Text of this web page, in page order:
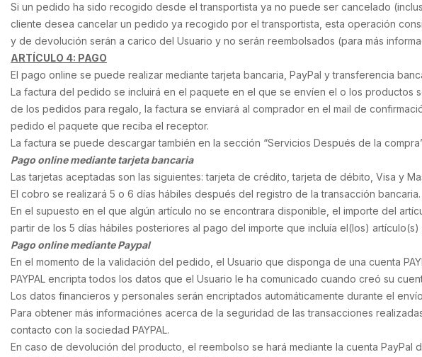
Si un pedido ha sido recogido desde el transportista ya no puede ser cancelado
cliente desea cancelar un pedido ya recogido por el transportista, esta operación
y de devolución serán a carico del Usuario y no serán reembolsados (para más
ARTÍCULO 4: PAGO
El pago online se puede realizar mediante tarjeta bancaria, PayPal y transferencia
La factura del pedido se incluirá en el paquete en el que se envíen el o los
de los pedidos para regalo, la factura se enviará al comprador en el mail de
pedido el paquete que reciba el receptor.
La factura se puede descargar también en la sección “Servicios Después de la
Pago online mediante tarjeta bancaria
Las tarjetas aceptadas son las siguientes: tarjeta de crédito, tarjeta de débito, Visa y
El cobro se realizará 5 o 6 días hábiles después del registro de la transacción bancaria.
En el supuesto en el que algún artículo no se encontrara disponible, el importe del
partir de los 5 días hábiles posteriores al pago del importe que incluía el(los) artículo(s)
Pago online mediante Paypal
En el momento de la validación del pedido, el Usuario que disponga de una cuenta
PAYPAL encripta todos los datos que el Usuario le ha comunicado cuando creó su
Los datos financieros y personales serán encriptados automáticamente durante el
Para obtener más informaciónes acerca de la seguridad de las transacciones
contacto con la sociedad PAYPAL.
En caso de devolución del producto, el reembolso se hará mediante la cuenta PayPal